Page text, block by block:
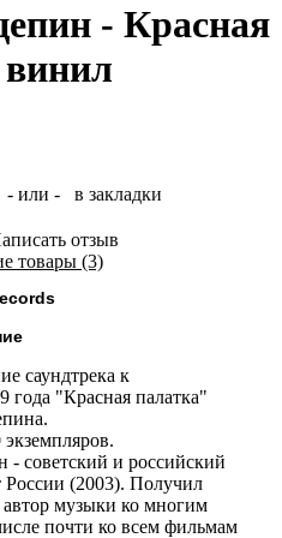
- Красная
- или -
в закладки
отзыв
товары (3)
саундтрека к
года "Красная палатка"
- советский и российский
России (2003). Получил
автор музыки ко многим
почти ко всем фильмам